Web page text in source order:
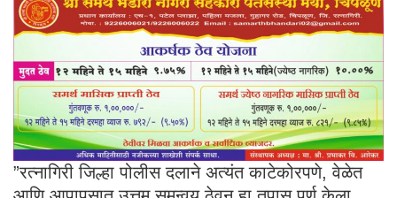
​​”रत्नागिरी जिल्हा पोलीस दलाने अत्यंत काटेकोरपणे, वेळेत